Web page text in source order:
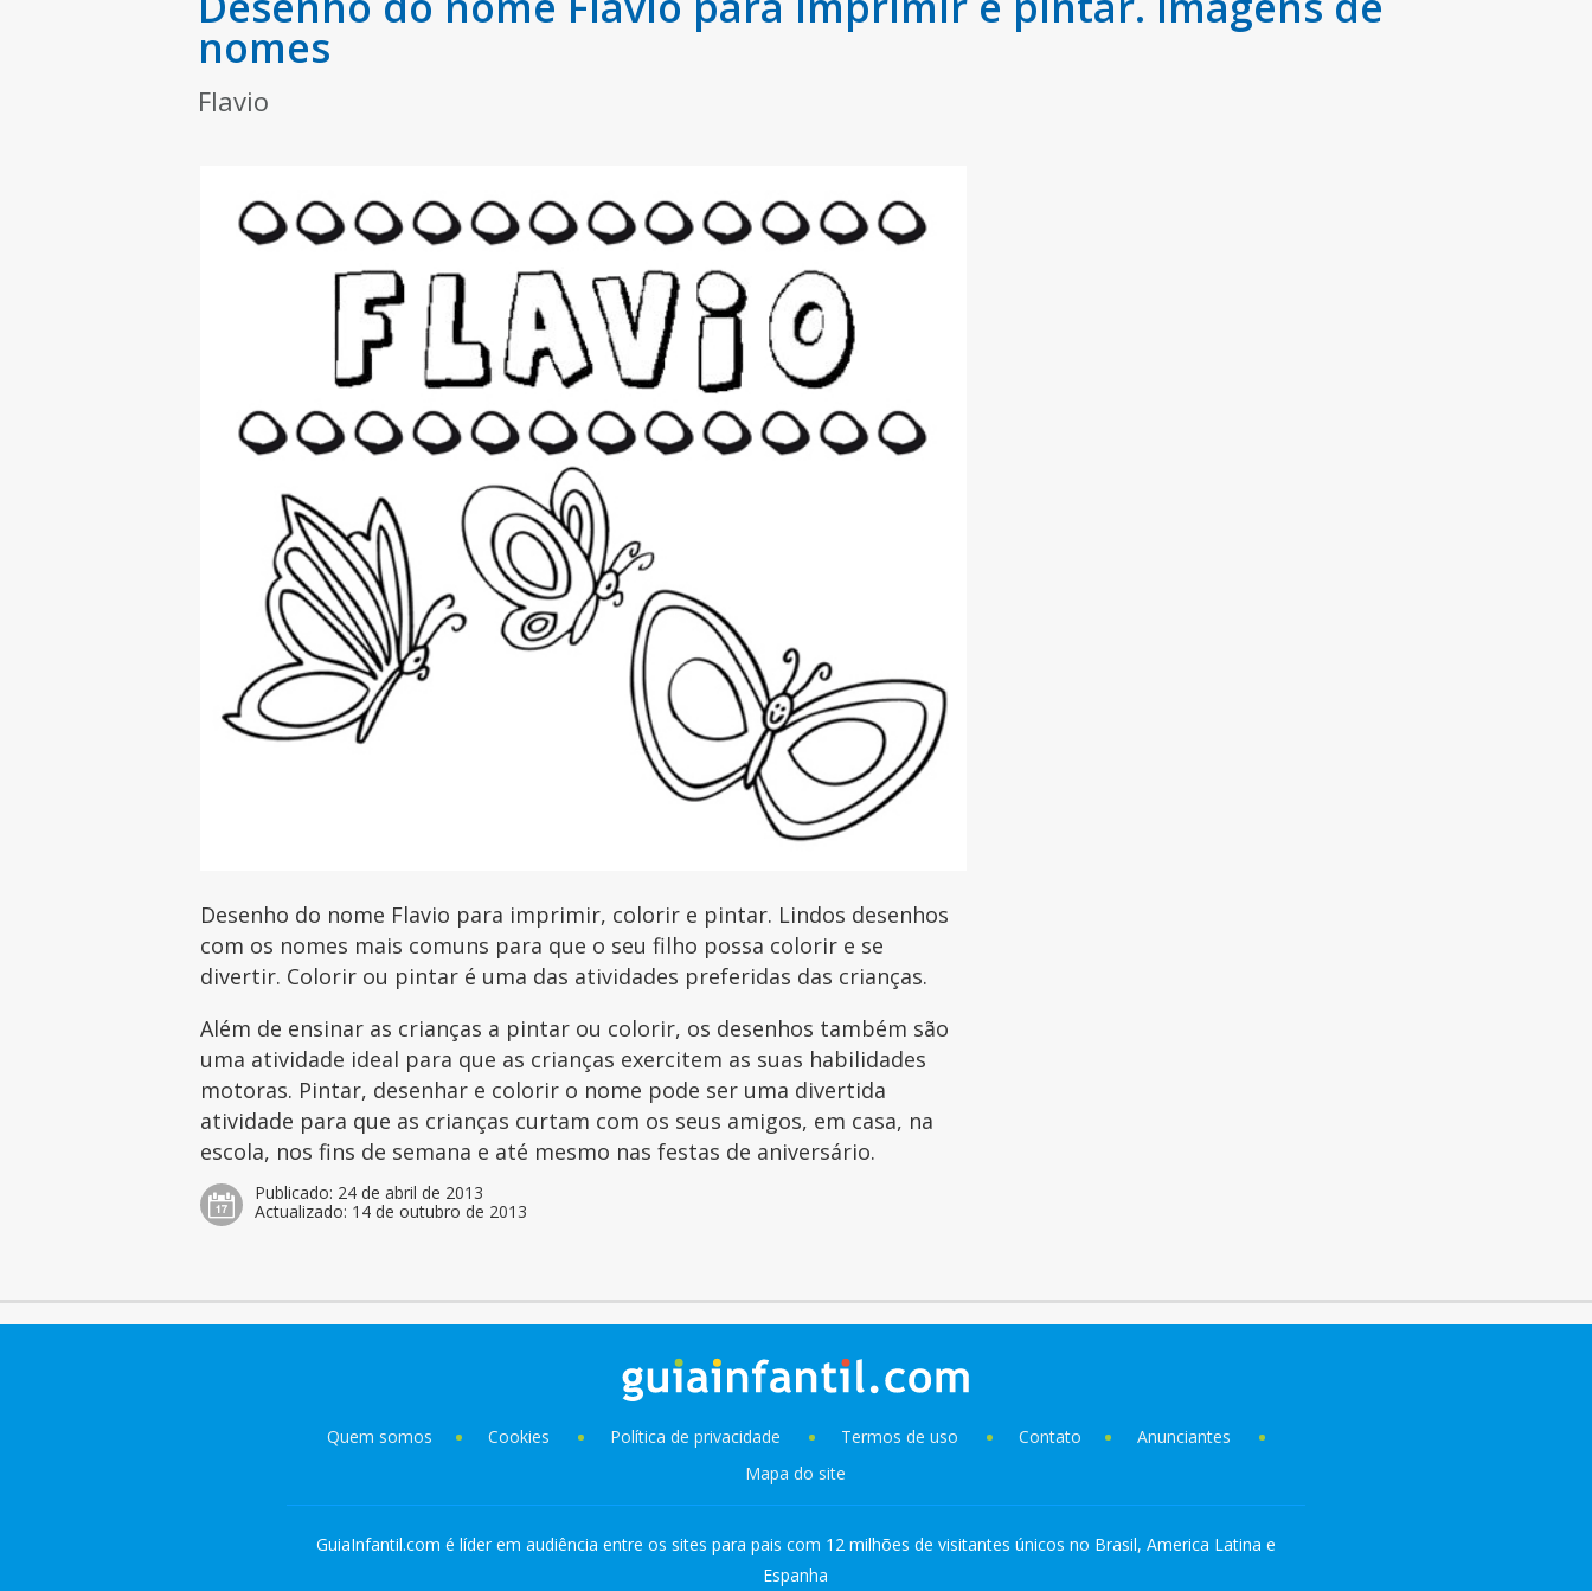
nomes
Flavio
Desenho do nome Flavio para imprimir, colorir e pintar. Lindos desenhos
com os nomes mais comuns para que o seu filho possa colorir e se
divertir. Colorir ou pintar é uma das atividades preferidas das crianças.
Além de ensinar as crianças a pintar ou colorir, os desenhos também são
uma atividade ideal para que as crianças exercitem as suas habilidades
motoras. Pintar, desenhar e colorir o nome pode ser uma divertida
atividade para que as crianças curtam com os seus amigos, em casa, na
escola, nos fins de semana e até mesmo nas festas de aniversário.
Publicado: 24 de abril de 2013
Actualizado: 14 de outubro de 2013
Quem somos Cookies Política de privacidade Termos de uso Contato
Anunciantes
Mapa do site
GuiaInfantil.com é líder em audiência entre os sites para pais com 12 milhões de visitantes únicos no Brasil, America Latina e
Espanha